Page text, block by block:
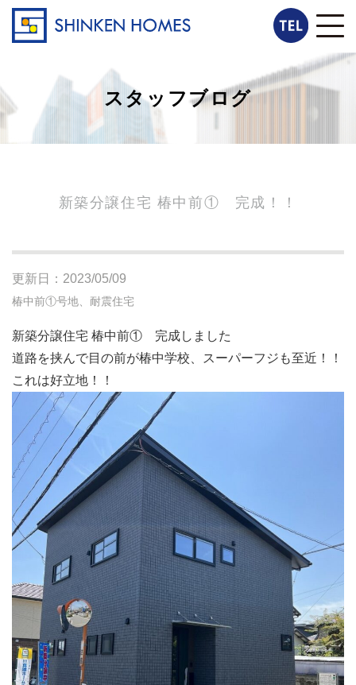
スタッフブログ
新築分譲住宅 椿中前① 完成！！
更新日：2023/05/09
椿中前①号地、耐震住宅
新築分譲住宅 椿中前① 完成しました
道路を挟んで目の前が椿中学校、スーパーフジも至近！！
これは好立地！！